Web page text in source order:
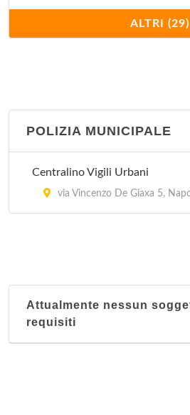
Azienda Ospedaliera Cardarelli
Relazioni
via Antonio Cardarelli 9, Napoli
ALTRI (29)
POLIZIA MUNICIPALE
Centralino Vigili Urbani
via Vincenzo De Giaxa 5,
Attualmente nessun
requisiti